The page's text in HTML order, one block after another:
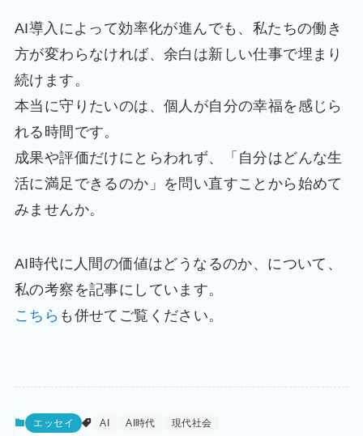
AI導入によって効率化が進んでも、私たちの働き
方が変わらなければ、余白は新しい仕事で埋まり
続けます。
本当に守りたいのは、個人が自分の幸福を感じら
れる時間です。
成果や評価だけにとらわれず、「自分はどんな生
活に満足できるのか」を問い直すことから始めて
みませんか。
AI時代に人間の価値はどうなるのか、について、
私の考察を記事にしています。
こちら も併せてご覧ください。
エッセイ AI AI時代 現代社会